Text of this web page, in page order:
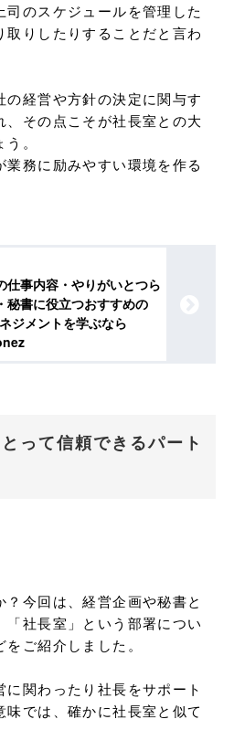
のスケジュールを管理した
取りしたりすることだと言わ
経営や方針の決定に関与す
、その点こそが社長室との大
。
務に励みやすい環境を作る
仕事内容・やりがいとつら
秘書に役立つおすすめの
ジメントを学ぶなら
って信頼できるパート
今回は、経営企画や秘書と
社長室」という部署につい
ご紹介しました。
関わったり社長をサポート
味では、確かに社長室と似て